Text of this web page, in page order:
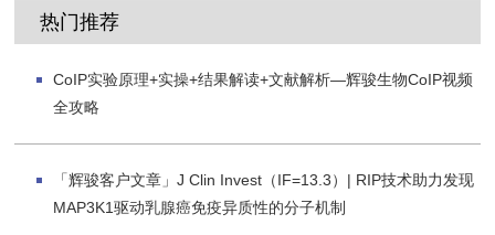
热门推荐
CoIP实验原理+实操+结果解读+文献解析—辉骏生物CoIP视频
全攻略
「辉骏客户文章」J Clin Invest（IF=13.3）| RIP技术助力发现
MAP3K1驱动乳腺癌免疫异质性的分子机制